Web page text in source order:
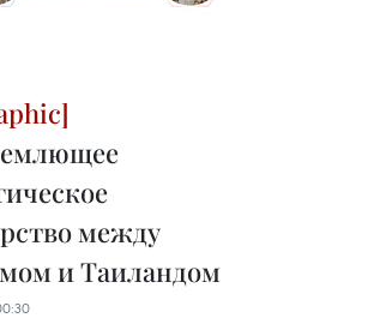
между
и Таиландом